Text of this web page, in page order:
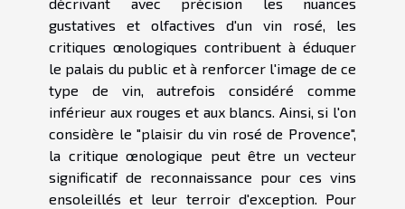
décrivant avec précision les nuances
gustatives et olfactives d'un vin rosé, les
critiques œnologiques contribuent à éduquer
le palais du public et à renforcer l'image de ce
type de vin, autrefois considéré comme
inférieur aux rouges et aux blancs. Ainsi, si l'on
considère le "plaisir du vin rosé de Provence",
la critique œnologique peut être un vecteur
significatif de reconnaissance pour ces vins
ensoleillés et leur terroir d'exception. Pour